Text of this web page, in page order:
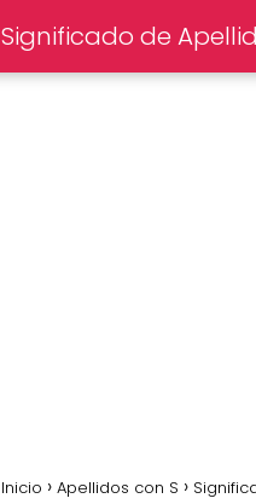
Significado de
Inicio Apellidos con S